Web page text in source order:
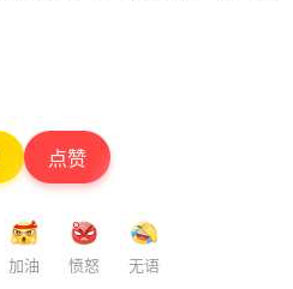
点赞
加油 愤怒 无语